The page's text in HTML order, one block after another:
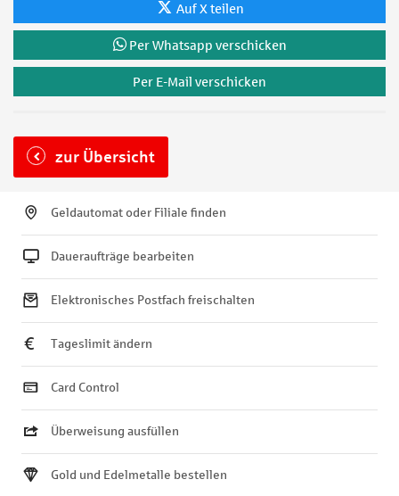
Auf X teilen
Per Whatsapp verschicken
Per E-Mail verschicken
zur Übersicht
Geldautomat oder Filiale finden
Daueraufträge bearbeiten
Elektronisches Postfach freischalten
Tageslimit ändern
Card Control
Überweisung ausfüllen
Gold und Edelmetalle bestellen